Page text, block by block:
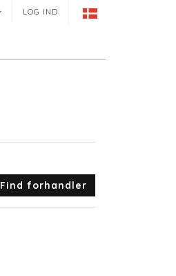
LOG IND
Find forhandler